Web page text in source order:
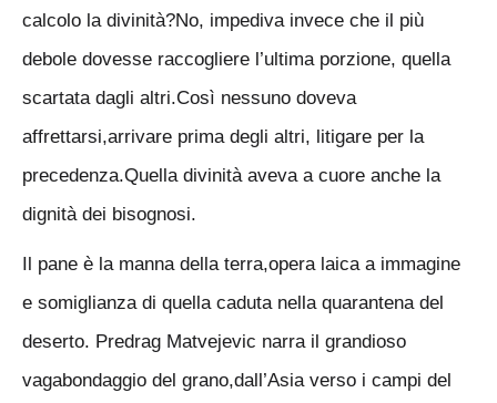
calcolo la divinità?No, impediva invece che il più
debole dovesse raccogliere l’ultima porzione, quella
scartata dagli altri.Così nessuno doveva
affrettarsi,arrivare prima degli altri, litigare per la
precedenza.Quella divinità aveva a cuore anche la
dignità dei bisognosi.
Il pane è la manna della terra,opera laica a immagine
e somiglianza di quella caduta nella quarantena del
deserto. Predrag Matvejevic narra il grandioso
vagabondaggio del grano,dall’Asia verso i campi del